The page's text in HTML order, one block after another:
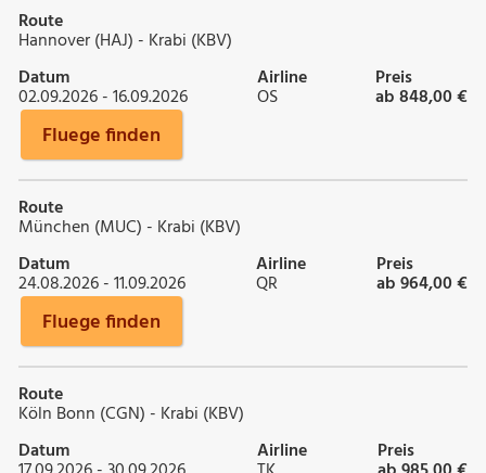
Route
Hannover (HAJ) - Krabi (KBV)
Datum
02.09.2026 - 16.09.2026
Airline
OS
Preis
ab 848,00 €
Fluege finden
Route
München (MUC) - Krabi (KBV)
Datum
24.08.2026 - 11.09.2026
Airline
QR
Preis
ab 964,00 €
Fluege finden
Route
Köln Bonn (CGN) - Krabi (KBV)
Datum
Airline Preis